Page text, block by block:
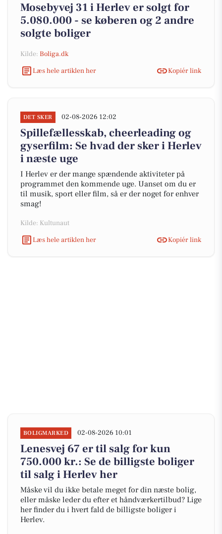
Mosebyvej 31 i Herlev er solgt for
5.080.000 - se køberen og 2 andre
solgte boliger
Kilde: Boliga.dk
Læs hele artiklen her
Kopiér link
DET SKER 02-08-2026 12:02
Spillefællesskab, cheerleading og
gyserfilm: Se hvad der sker i Herlev
i næste uge
I Herlev er der mange spændende aktiviteter på
programmet den kommende uge. Uanset om du er
til musik, sport eller film, så er der noget for enhver
smag!
Kilde: Kultunaut
Læs hele artiklen her
Kopiér link
BOLIGMARKED 02-08-2026 10:01
Lenesvej 67 er til salg for kun
750.000 kr.: Se de billigste boliger
til salg i Herlev her
Måske vil du ikke betale meget for din næste bolig,
eller måske leder du efter et håndværkertilbud? Lige
her finder du i hvert fald de billigste boliger i
Herlev.